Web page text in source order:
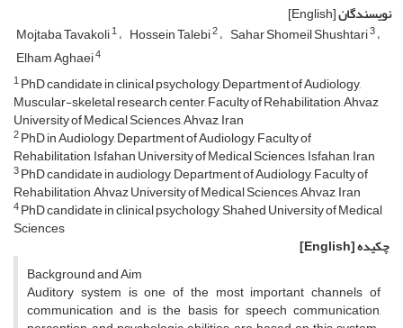
نویسندگان[English]
Mojtaba Tavakoli1 Hossein Talebi2 Sahar Shomeil Shushtari3
Elham Aghaei4
1PhD candidate in clinical psychology, Department of Audiology,
Muscular-skeletal research center, Faculty of Rehabilitation, Ahvaz
University of Medical Sciences, Ahvaz, Iran
2PhD in Audiology, Department of Audiology, Faculty of
Rehabilitation, Isfahan University of Medical Sciences, Isfahan, Iran
3PhD candidate in audiology, Department of Audiology, Faculty of
Rehabilitation, Ahvaz University of Medical Sciences, Ahvaz, Iran
4PhD candidate in clinical psychology, Shahed University of Medical
Sciences
چکیده[English]
Background and Aim
Auditory system is one of the most important channels of
communication and is the basis for speech communication,